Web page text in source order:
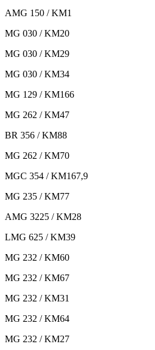
AMG 150 / KM1
MG 030 / KM20
MG 030 / KM29
MG 030 / KM34
MG 129 / KM166
MG 262 / KM47
BR 356 / KM88
MG 262 / KM70
MGC 354 / KM167,9
MG 235 / KM77
AMG 3225 / KM28
LMG 625 / KM39
MG 232 / KM60
MG 232 / KM67
MG 232 / KM31
MG 232 / KM64
MG 232 / KM27